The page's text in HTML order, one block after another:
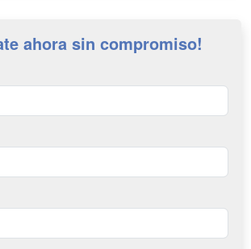
ahora sin compromiso!